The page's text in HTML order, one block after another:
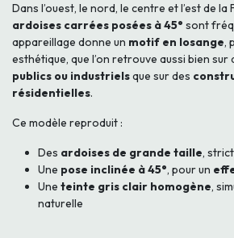
Dans l’ouest, le nord, le centre et l’est de
ardoises carrées posées à 45° sont
appareillage donne un motif en losange,
esthétique, que l’on retrouve aussi bien sur
publics ou industrielsque sur des
résidentielles.
Ce modèle reproduit :
Des ardoises de grande taille,
Une pose inclinée à 45°, pour un
Une teinte gris clair homogène,
naturelle